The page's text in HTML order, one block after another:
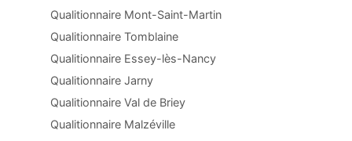
Qualitionnaire Mont-Saint-Martin
Qualitionnaire Tomblaine
Qualitionnaire Essey-lès-Nancy
Qualitionnaire Jarny
Qualitionnaire Val de Briey
Qualitionnaire Malzéville